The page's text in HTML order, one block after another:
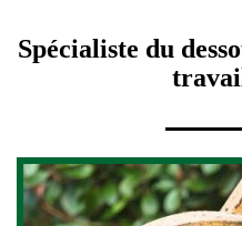
Spécialiste du